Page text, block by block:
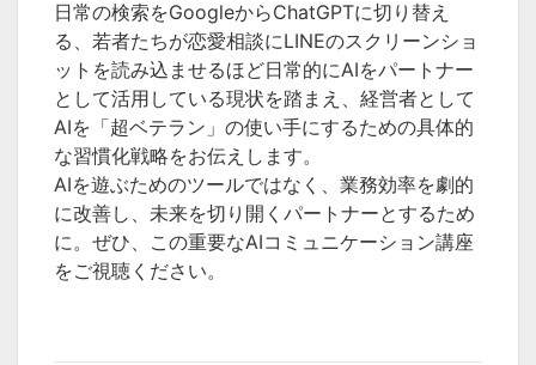
日常の検索をGoogleからChatGPTに切り替え
る、若者たちが恋愛相談にLINEのスクリーンショ
ットを読み込ませるほど日常的にAIをパートナー
として活用している現状を踏まえ、経営者として
AIを「超ベテラン」の使い手にするための具体的
な習慣化戦略をお伝えします。
AIを遊ぶためのツールではなく、業務効率を劇的
に改善し、未来を切り開くパートナーとするため
に。ぜひ、この重要なAIコミュニケーション講座
をご視聴ください。